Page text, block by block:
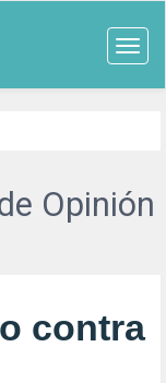
Opinión
contra